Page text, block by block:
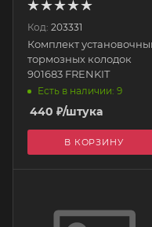
Код: 203331
Комплект
тормозных колодок
901683 FRENKIT
Есть в наличии: 9
440 ₽/штука
В КОРЗИНУ